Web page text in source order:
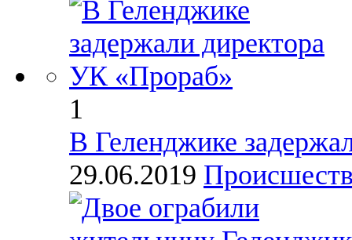
1
В Геленджике
29.06.2019